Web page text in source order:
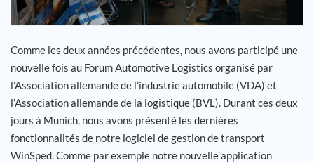
Comme les deux années précédentes, nous avons participé une
nouvelle fois au Forum Automotive Logistics organisé par
l’Association allemande de l’industrie automobile (VDA) et
l’Association allemande de la logistique (BVL). Durant ces deux
jours à Munich, nous avons présenté les dernières
fonctionnalités de notre logiciel de gestion de transport
WinSped. Comme par exemple notre nouvelle application